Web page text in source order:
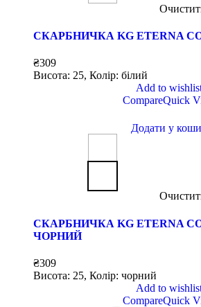
СКАРБНИЧКА KG ETERNA
₴309
Висота: 25, Колір: білий
Add to
CompareQuick
Додати у
СКАРБНИЧКА KG ETERNA
ЧОРНИЙ
₴309
Висота: 25, Колір: чорний
Add to
CompareQuick